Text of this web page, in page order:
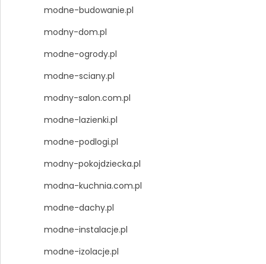
modne-budowanie.pl
modny-dom.pl
modne-ogrody.pl
modne-sciany.pl
modny-salon.com.pl
modne-lazienki.pl
modne-podlogi.pl
modny-pokojdziecka.pl
modna-kuchnia.com.pl
modne-dachy.pl
modne-instalacje.pl
modne-izolacje.pl